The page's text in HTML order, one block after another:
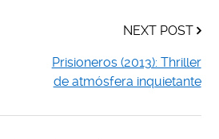
NEXT POST
Prisioneros (2013): Thriller
de atmósfera inquietante